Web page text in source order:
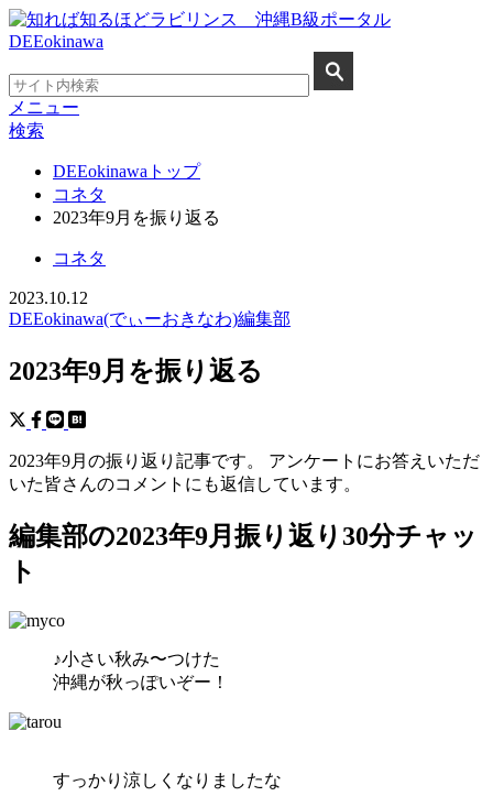
メニュー
検索
DEEokinawaトップ
コネタ
2023年9月を振り返る
コネタ
2023.10.12
DEEokinawa(でぃーおきなわ)編集部
2023年9月を振り返る
2023年9月の振り返り記事です。 アンケートにお答えいただ
いた皆さんのコメントにも返信しています。
編集部の2023年9月振り返り30分チャッ
ト
♪小さい秋み〜つけた
沖縄が秋っぽいぞー！
すっかり涼しくなりましたな